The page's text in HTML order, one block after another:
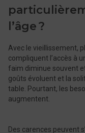
l’âge ?
Avec le vieillissement,
compliquent l’accès à
faim diminue souvent
goûts évoluent et la
table. Pourtant, les
augmentent.
Des carences peuvent